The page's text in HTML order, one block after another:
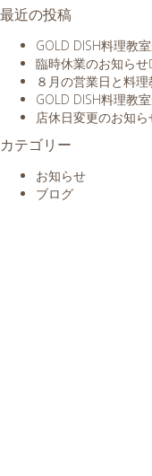
最近の投稿
GOLD DISH料理教
臨時休業のお知らせ
８月の営業日と料
GOLD DISH料理教
店休日変更のお知ら
カテゴリー
お知らせ
ブログ